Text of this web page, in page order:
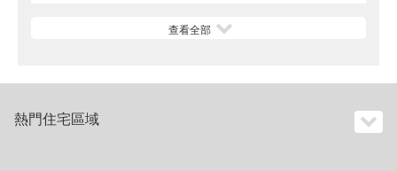
查看全部
熱門住宅區域